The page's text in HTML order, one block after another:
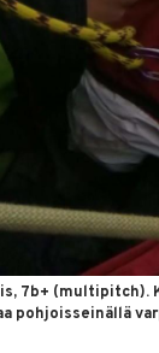
7b+ (multipitch).
pohjoisseinällä